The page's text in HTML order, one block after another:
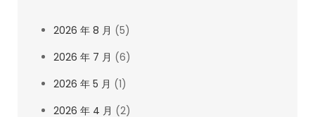
2026 年 8 月 (5)
2026 年 7 月 (6)
2026 年 5 月 (1)
2026 年 4 月 (2)